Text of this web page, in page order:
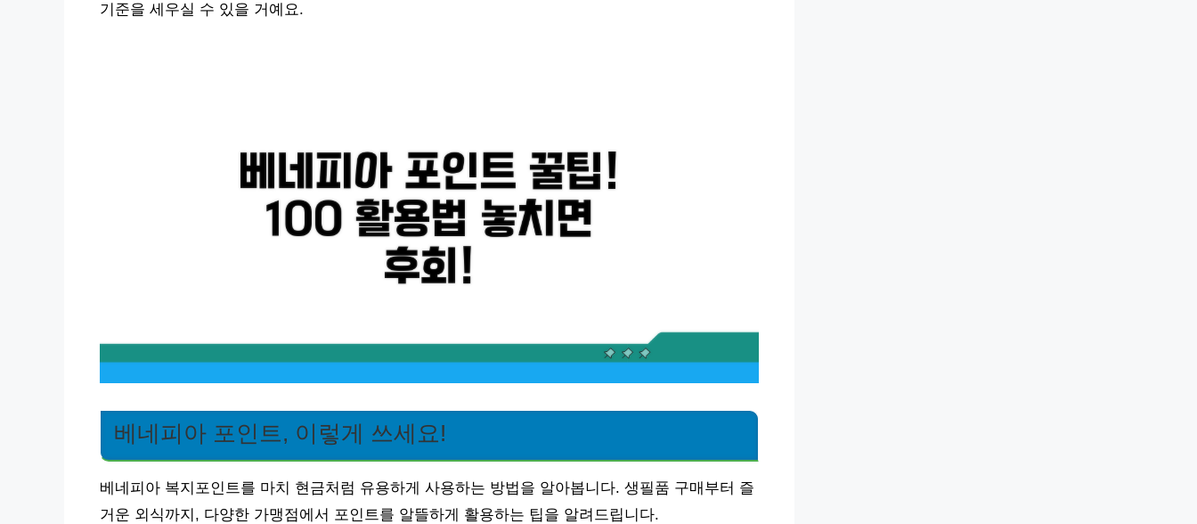
기준을 세우실 수 있을 거예요.
베네피아 포인트, 이렇게 쓰세요!
베네피아 복지포인트를 마치 현금처럼 유용하게 사용하는 방법을 알아봅니다. 생필품 구매부터 즐
거운 외식까지, 다양한 가맹점에서 포인트를 알뜰하게 활용하는 팁을 알려드립니다.